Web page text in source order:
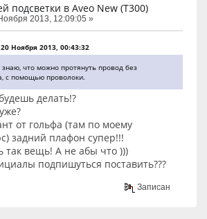
подсветки в Aveo New (T300)
2013, 12:09:05 »
Ноября 2013, 00:43:32
что можно протянуть провод без
с помощью проволоки.
делать!?
от гольфа (там по моему
задний плафон супер!!!
так вещь! А не абы что )))
подпишуться поставить???
Записан